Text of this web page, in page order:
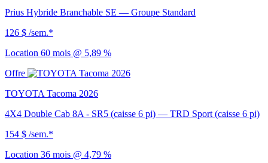
Prius Hybride Branchable SE — Groupe Standard
126 $ /sem.*
Location 60 mois @ 5,89 %
Offre
TOYOTA Tacoma 2026
4X4 Double Cab 8A - SR5 (caisse 6 pi) — TRD Sport (caisse 6 pi)
154 $ /sem.*
Location 36 mois @ 4,79 %